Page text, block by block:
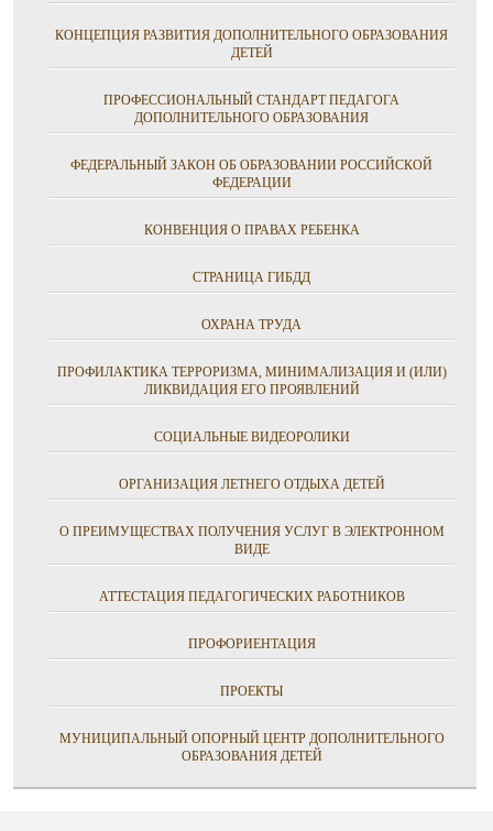
КОНЦЕПЦИЯ РАЗВИТИЯ ДОПОЛНИТЕЛЬНОГО ОБРАЗОВАНИЯ
ДЕТЕЙ
ПРОФЕССИОНАЛЬНЫЙ СТАНДАРТ ПЕДАГОГА
ДОПОЛНИТЕЛЬНОГО ОБРАЗОВАНИЯ
ФЕДЕРАЛЬНЫЙ ЗАКОН ОБ ОБРАЗОВАНИИ РОССИЙСКОЙ
ФЕДЕРАЦИИ
КОНВЕНЦИЯ О ПРАВАХ РЕБЕНКА
СТРАНИЦА ГИБДД
ОХРАНА ТРУДА
ПРОФИЛАКТИКА ТЕРРОРИЗМА, МИНИМАЛИЗАЦИЯ И (ИЛИ)
ЛИКВИДАЦИЯ ЕГО ПРОЯВЛЕНИЙ
СОЦИАЛЬНЫЕ ВИДЕОРОЛИКИ
ОРГАНИЗАЦИЯ ЛЕТНЕГО ОТДЫХА ДЕТЕЙ
О ПРЕИМУЩЕСТВАХ ПОЛУЧЕНИЯ УСЛУГ В ЭЛЕКТРОННОМ
ВИДЕ
АТТЕСТАЦИЯ ПЕДАГОГИЧЕСКИХ РАБОТНИКОВ
ПРОФОРИЕНТАЦИЯ
ПРОЕКТЫ
МУНИЦИПАЛЬНЫЙ ОПОРНЫЙ ЦЕНТР ДОПОЛНИТЕЛЬНОГО
ОБРАЗОВАНИЯ ДЕТЕЙ